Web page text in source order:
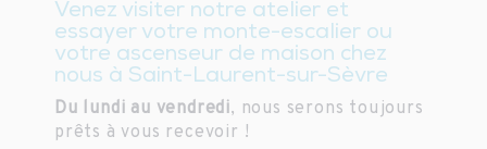
Venez visiter notre atelier et
essayer votre monte-escalier ou
votre ascenseur de maison chez
nous à Saint-Laurent-sur-Sèvre
Du lundi au vendredi, nous serons toujours
prêts à vous recevoir !